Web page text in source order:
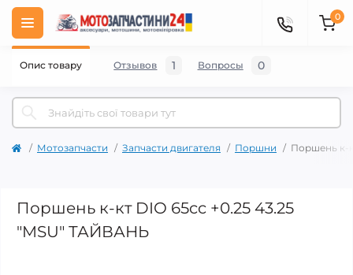
0
Мотозапчасти Запчасти двигателя Поршни Поршень к-
Поршень к-кт DIO 65cc +0.25 43.25
"MSU" ТАЙВАНЬ
Опис товару Отзывов 1 Вопросы 0